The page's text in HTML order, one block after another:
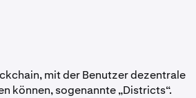
mit der Benutzer dezentrale
können, sogenannte „Districts“.